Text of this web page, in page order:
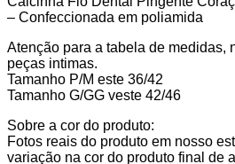
– Confeccionada em poliamida
Atenção para a tabela de medidas,
peças intimas.
Tamanho P/M este 36/42
Tamanho G/GG veste 42/46
Sobre a cor do produto:
Fotos reais do produto em nosso
variação na cor do produto final de